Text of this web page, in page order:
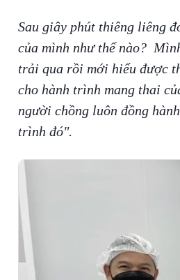
Sau giây phút thiêng liêng
của mình như thế nào?
trải qua rồi mới hiểu được
cho hành trình mang thai
người chồng luôn đồng
trình đó".